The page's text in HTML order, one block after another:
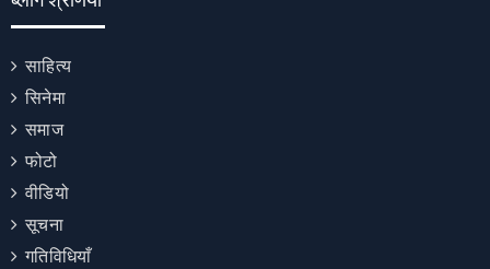
साहित्य
सिनेमा
समाज
फोटो
वीडियो
सूचना
गतिविधियाँ